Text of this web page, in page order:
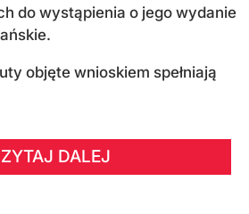
do wystąpienia o jego wydanie
objęte wnioskiem spełniają
DALEJ